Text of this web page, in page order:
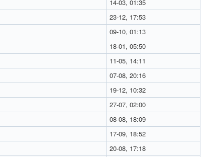
14-03, 01:35
23-12, 17:53
09-10, 01:13
18-01, 05:50
11-05, 14:11
07-08, 20:16
19-12, 10:32
27-07, 02:00
08-08, 18:09
17-09, 18:52
20-08, 17:18